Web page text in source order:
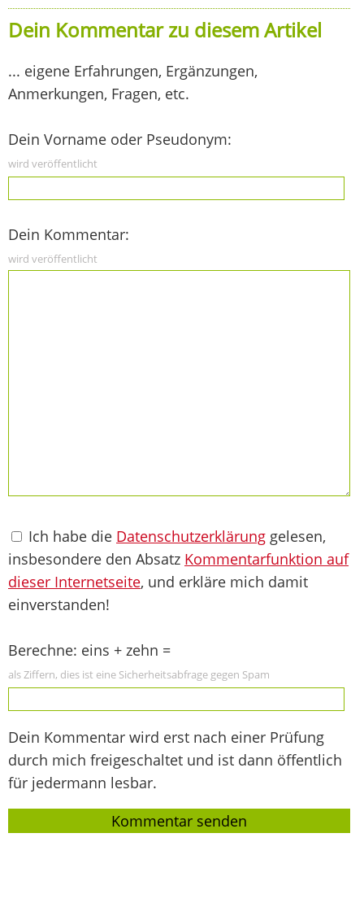
Dein Kommentar zu diesem Artikel
... eigene Erfahrungen, Ergänzungen,
Anmerkungen, Fragen, etc.
Dein Vorname oder Pseudonym:
wird veröffentlicht
Dein Kommentar:
wird veröffentlicht
Ich habe die Datenschutzerklärung gelesen,
insbesondere den Absatz Kommentarfunktion auf
dieser Internetseite, und erkläre mich damit
einverstanden!
Berechne: eins + zehn =
als Ziffern, dies ist eine Sicherheitsabfrage gegen Spam
Dein Kommentar wird erst nach einer Prüfung
durch mich freigeschaltet und ist dann öffentlich
für jedermann lesbar.